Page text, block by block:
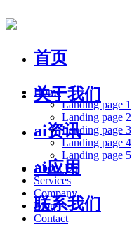
首页
关于我们
ai资讯
ai应用
联系我们
Home
Landing page 1
Landing page 2
Landing page 3
Landing page 4
Landing page 5
About Us
Services
Company
Blog
Contact